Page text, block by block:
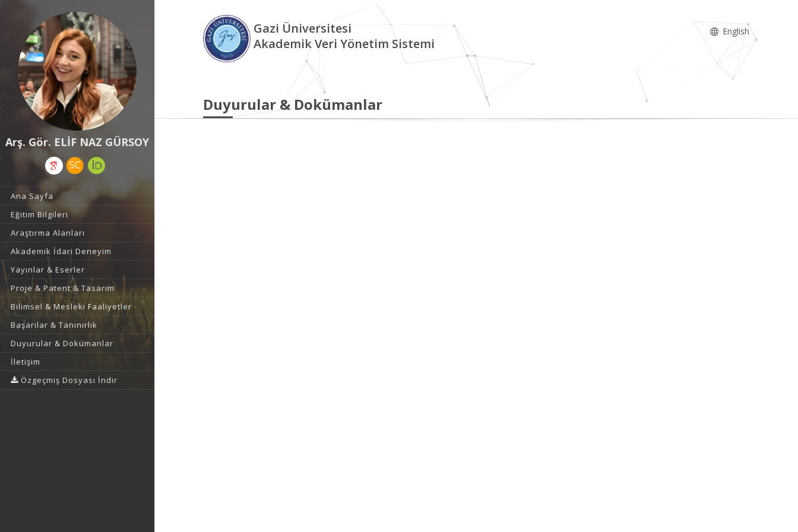
Arş. Gör. ELİF NAZ GÜRSOY
Ana Sayfa
Eğitim Bilgileri
Araştırma Alanları
Akademik İdari Deneyim
Yayınlar & Eserler
Proje & Patent & Tasarım
Bilimsel & Mesleki Faaliyetler
Başarılar & Tanınırlık
Duyurular & Dokümanlar
İletişim
Özgeçmiş Dosyası İndir
Gazi Üniversitesi
Akademik Veri Yönetim Sistemi
English
Duyurular & Dokümanlar